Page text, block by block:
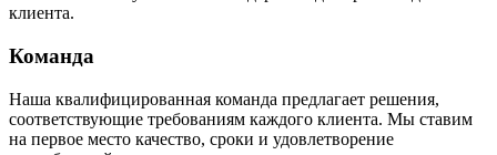
клиента.
Команда
Наша квалифицированная команда предлагает решения,
соответствующие требованиям каждого клиента. Мы ставим
на первое место качество, сроки и удовлетворение